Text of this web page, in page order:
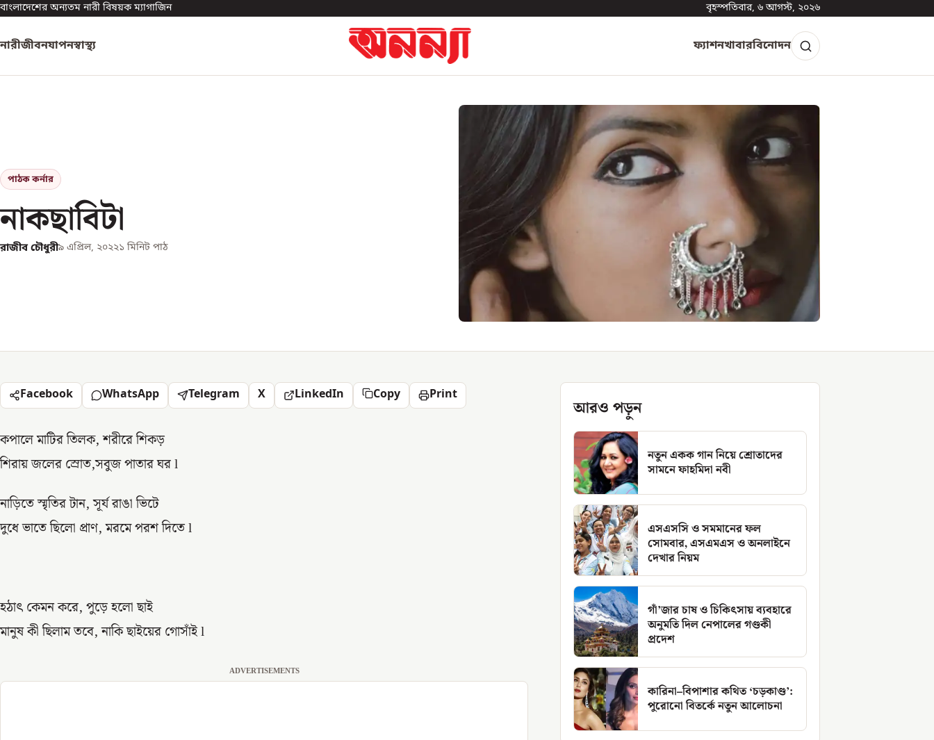
বাংলাদেশের অন্যতম নারী বিষয়ক ম্যাগাজিন বৃহস্পতিবার, ৬ আগস্ট, ২০২৬
নারীজীবনযাপনস্বাস্থ্য ফ্যাশনখাবারবিনোদন
পাঠক কর্নার
নাকছাবিটা
রাজীব চৌধুরী৯ এপ্রিল, ২০২২১ মিনিট পাঠ
Facebook WhatsApp Telegram X LinkedIn Copy Print
কপালে মাটির তিলক, শরীরে শিকড়
শিরায় জলের স্রোত,সবুজ পাতার ঘর l
নাড়িতে স্মৃতির টান, সূর্য রাঙা ভিটে
দুধে ভাতে ছিলো প্রাণ, মরমে পরশ দিতে l
হঠাৎ কেমন করে, পুড়ে হলো ছাই
মানুষ কী ছিলাম তবে, নাকি ছাইয়ের গোসাঁই l
ADVERTISEMENTS
আরও পড়ুন
নতুন একক গান নিয়ে শ্রোতাদের
সামনে ফাহমিদা নবী
এসএসসি ও সমমানের ফল
সোমবার, এসএমএস ও অনলাইনে
দেখার নিয়ম
গাঁ’জার চাষ ও চিকিৎসায় ব্যবহারে
অনুমতি দিল নেপালের গণ্ডকী
প্রদেশ
কারিনা–বিপাশার কথিত ‘চড়কাণ্ড’:
পুরোনো বিতর্কে নতুন আলোচনা